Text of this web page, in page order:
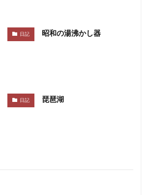
日記 昭和の湯沸かし器
日記 琵琶湖